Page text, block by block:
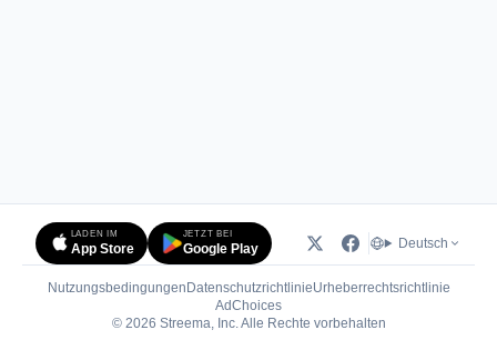
LADEN IM
App Store
JETZT BEI
Google Play Deutsch
Nutzungsbedingungen DatenschutzrichtlinieUrheberrechtsrichtlinie
AdChoices(öffnet in neuem Tab)
© 2026 Streema, Inc. Alle Rechte vorbehalten